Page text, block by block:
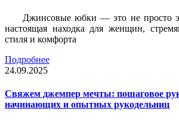
Джинсовые юбки — это не просто
настоящая находка для женщин,
стиля и комфорта
Подробнее
24.09.2025
Свяжем джемпер мечты: пошаговое
начинающих и опытных рукодельниц